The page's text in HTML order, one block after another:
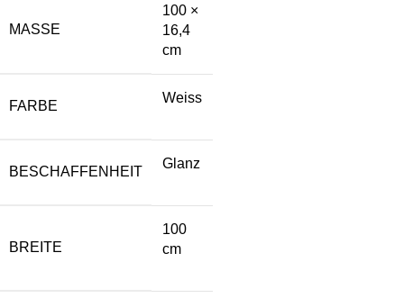
MASSE
100 ×
16,4
cm
FARBE
Weiss
BESCHAFFENHEIT
Glanz
BREITE
100
cm